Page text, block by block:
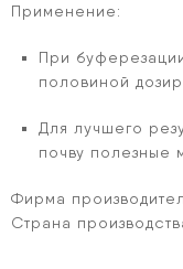
Применение:
При
половиной
Для лучшего
почву полезные
Фирма
Страна